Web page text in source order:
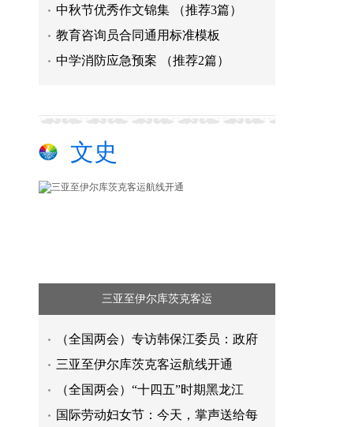
中秋节优秀作文锦集 （推荐3篇）
教育咨询员合同通用标准模板
中学消防应急预案 （推荐2篇）
文史
三亚至伊尔库茨克客运
（全国两会）专访韩保江委员：政府
三亚至伊尔库茨克客运航线开通
（全国两会）“十四五”时期黑龙江
国际劳动妇女节：今天，掌声送给每